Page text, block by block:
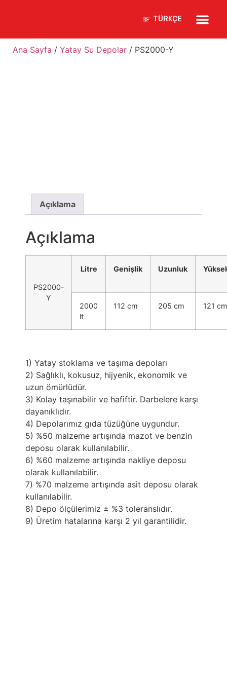
TÜRKÇE
Ana Sayfa / Yatay Su Depolar / PS2000-Y
Açıklama
Açıklama
PS2000-
Y
Litre Genişlik Uzunluk
2000
lt
112 cm 205 cm 121 cm
1) Yatay stoklama ve taşıma depoları
2) Sağlıklı, kokusuz, hijyenik, ekonomik ve
uzun ömürlüdür.
3) Kolay taşınabilir ve hafiftir. Darbelere karşı
dayanıklıdır.
4) Depolarımız gıda tüzüğüne uygundur.
5) %50 malzeme artışında mazot ve benzin
deposu olarak kullanılabilir.
6) %60 malzeme artışında nakliye deposu
olarak kullanılabilir.
7) %70 malzeme artışında asit deposu olarak
kullanılabilir.
8) Depo ölçülerimiz ± %3 toleranslıdır.
9) Üretim hatalarına karşı 2 yıl garantilidir.